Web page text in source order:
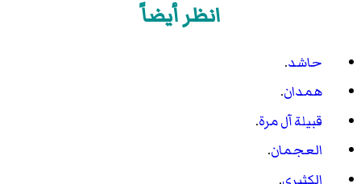
انظر أيضاً
حاشد.
همدان.
قبيلة آل مرة.
العجمان.
الكثيري.